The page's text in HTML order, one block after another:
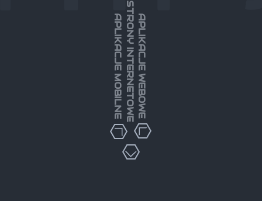
APLIKACJE MOBILNESTRONY INTERNETOWEAPLIKACJE WEBOWE